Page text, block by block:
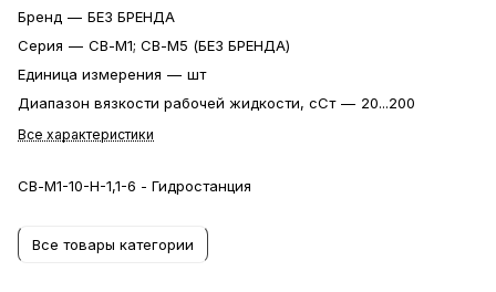
Бренд — БЕЗ БРЕНДА
Серия — СВ-М1; СВ-М5 (БЕЗ БРЕНДА)
Единица измерения — шт
Диапазон вязкости рабочей жидкости, сСт — 20...200
Все характеристики
СВ-М1-10-Н-1,1-6 - Гидростанция
Все товары категории